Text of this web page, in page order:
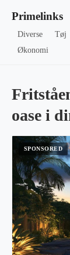
Primelinks
Diverse Tøj
Økonomi
oase i